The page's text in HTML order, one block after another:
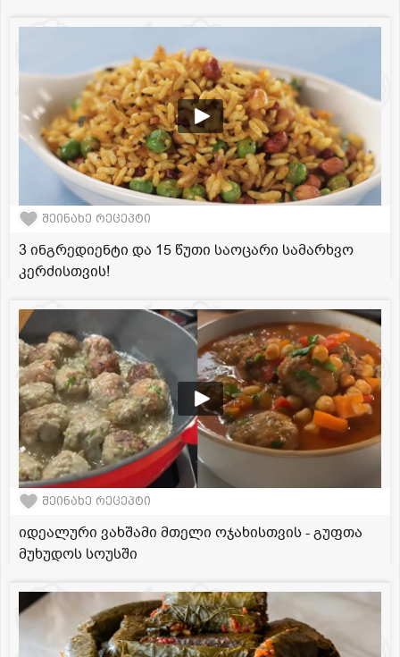
შეინახე რეცეპტი
3 ინგრედიენტი და 15 წუთი საოცარი სამარხვო
კერძისთვის!
შეინახე რეცეპტი
იდეალური ვახშამი მთელი ოჯახისთვის - გუფთა
მუხუდოს სოუსში